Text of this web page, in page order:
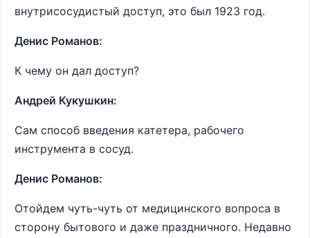
внутрисосудистый доступ, это был 1923 год.
Денис Романов:
К чему он дал доступ?
Андрей Кукушкин:
Сам способ введения катетера, рабочего
инструмента в сосуд.
Денис Романов:
Отойдем чуть-чуть от медицинского вопроса в
сторону бытового и даже праздничного. Недавно